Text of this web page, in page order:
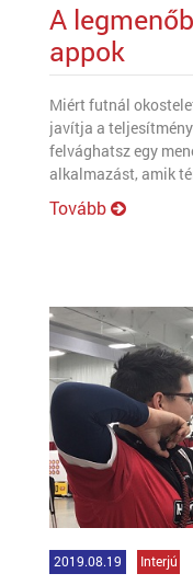
A
appok
Miért futnál
javítja a
felvághatsz egy
alkalmazást, amik
Tovább
2019.08.19 Interjú